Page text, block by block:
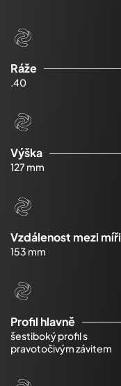
Ráže
.40
Výška
127 mm
Vzdálenost mezi
153 mm
Profil hlavně
šestiboký profil s
pravotočivým závitem